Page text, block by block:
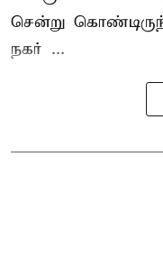
சென்று
நகர் ...